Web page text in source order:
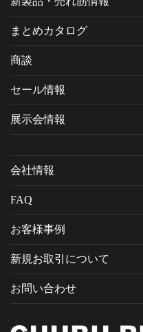
まとめカタログ
商談
セール情報
展示会情報
会社情報
FAQ
お客様事例
新規お取引について
お問い合わせ